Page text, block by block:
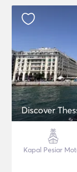
Discover
Kapal Pesiar